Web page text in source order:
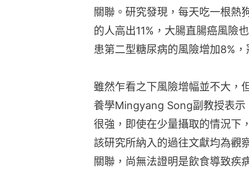
關聯。研究發現，每天吃一根熱
的人高出11%，大腸直腸癌風險
患第二型糖尿病的風險增加8%
雖然乍看之下風險增幅並不大，
養學Mingyang Song副教授表示
很強，即使在少量攝取的情況下
該研究所納入的過往文獻均為觀
關聯，尚無法證明是飲食導致疾